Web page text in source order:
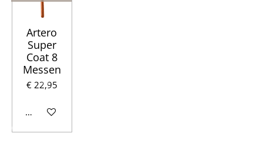
Artero
Super
Coat 8
Messen
€ 22,95
Houd mij op de hoogte